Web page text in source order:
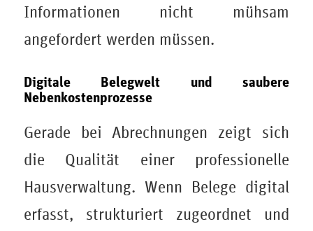
Informationen nicht mühsam
angefordert werden müssen.
Digitale Belegwelt und saubere
Nebenkostenprozesse
Gerade bei Abrechnungen zeigt sich
die Qualität einer professionelle
Hausverwaltung. Wenn Belege digital
erfasst, strukturiert zugeordnet und